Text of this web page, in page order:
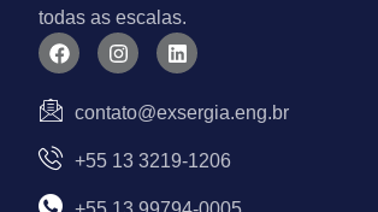
todas as escalas.
F
a
e
b
o
o
I
n
t
a
r
m
L
i
k
e
i
contato@exsergia.eng.br
+55 13 3219-1206